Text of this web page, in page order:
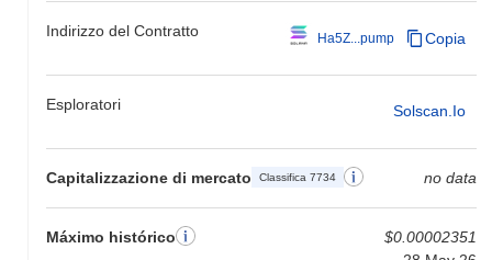
Indirizzo del Contratto Ha5Z...pump Copia
Esploratori Solscan.io
Capitalizzazione di mercato Classifica 7734 no data
Máximo histórico
$0.00002351